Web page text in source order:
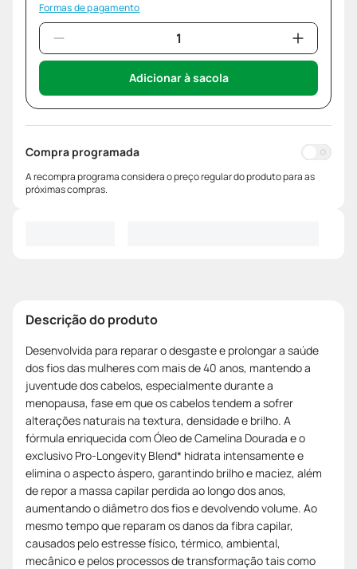
Formas de pagamento
Adicionar à sacola
Compra programada
A recompra programa considera o preço regular do produto para as
próximas compras.
Descrição do produto
Desenvolvida para reparar o desgaste e prolongar a saúde
dos fios das mulheres com mais de 40 anos, mantendo a
juventude dos cabelos, especialmente durante a
menopausa, fase em que os cabelos tendem a sofrer
alterações naturais na textura, densidade e brilho. A
fórmula enriquecida com Óleo de Camelina Dourada e o
exclusivo Pro-Longevity Blend* hidrata intensamente e
elimina o aspecto áspero, garantindo brilho e maciez, além
de repor a massa capilar perdida ao longo dos anos,
aumentando o diâmetro dos fios e devolvendo volume. Ao
mesmo tempo que reparam os danos da fibra capilar,
causados pelo estresse físico, térmico, ambiental,
mecânico e pelos processos de transformação tais como